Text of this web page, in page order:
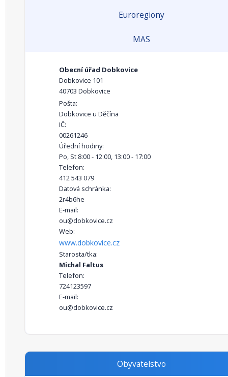
Euroregiony
MAS
Obecní úřad Dobkovice
Dobkovice 101
40703 Dobkovice
Pošta:
Dobkovice u Děčína
IČ:
00261246
Úřední hodiny:
Po, St 8:00 - 12:00, 13:00 - 17:00
Telefon:
412 543 079
Datová schránka:
2r4b6he
E-mail:
ou@dobkovice.cz
Web:
www.dobkovice.cz
Starosta/tka:
Michal Faltus
Telefon:
724123597
E-mail:
ou@dobkovice.cz
Obyvatelstvo